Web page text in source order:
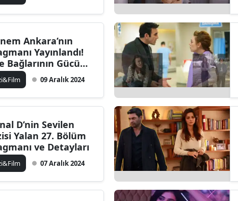
Ankara’nın
Yayınlandı!
Bağlarının Gücü
Damga
09 Aralık 2024
D’nin Sevilen
Yalan 27. Bölüm
ve Detayları
07 Aralık 2024